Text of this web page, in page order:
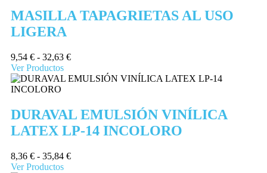
MASILLA TAPAGRIETAS AL USO
LIGERA
9,54 € - 32,63 €
Ver Productos
DURAVAL EMULSIÓN VINÍLICA
LATEX LP-14 INCOLORO
8,36 € - 35,84 €
Ver Productos